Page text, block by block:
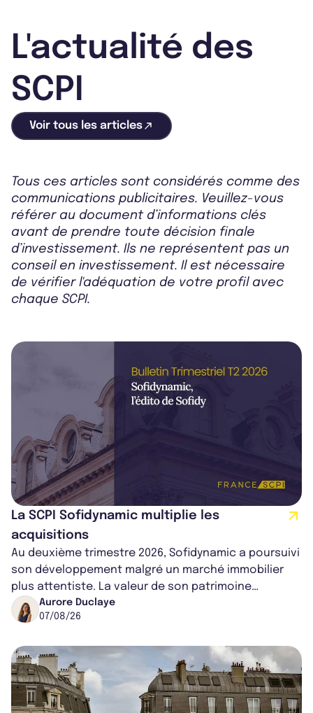
L'actualité des
SCPI
Voir tous les articles
Tous ces articles sont considérés comme des
communications publicitaires. Veuillez-vous
référer au document d’informations clés
avant de prendre toute décision finale
d’investissement. Ils ne représentent pas un
conseil en investissement. Il est nécessaire
de vérifier l'adéquation de votre profil avec
chaque SCPI.
La SCPI Sofidynamic multiplie les
acquisitions
Au deuxième trimestre 2026, Sofidynamic a poursuivi
son développement malgré un marché immobilier
plus attentiste. La valeur de son patrimoine
progresse de 3,8% à périmètre constan...
Aurore Duclaye
07/08/26